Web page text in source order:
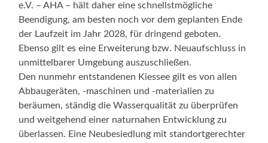
e.V. – AHA – hält daher eine schnellstmögliche
Beendigung, am besten noch vor dem geplanten Ende
der Laufzeit im Jahr 2028, für dringend geboten.
Ebenso gilt es eine Erweiterung bzw. Neuaufschluss in
unmittelbarer Umgebung auszuschließen.
Den nunmehr entstandenen Kiessee gilt es von allen
Abbaugeräten, -maschinen und -materialien zu
beräumen, ständig die Wasserqualität zu überprüfen
und weitgehend einer naturnahen Entwicklung zu
überlassen. Eine Neubesiedlung mit standortgerechter